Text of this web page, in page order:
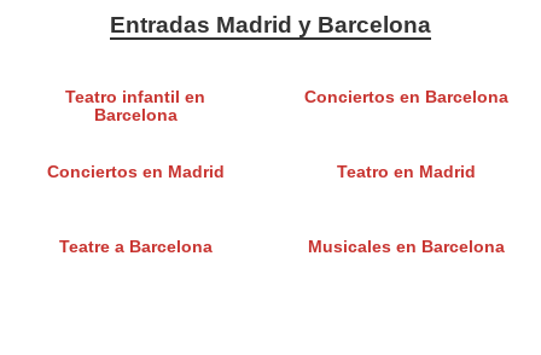
Entradas Madrid y Barcelona
Teatro infantil en
Barcelona
Conciertos en Barcelona
Conciertos en Madrid Teatro en Madrid
Teatre a Barcelona Musicales en Barcelona